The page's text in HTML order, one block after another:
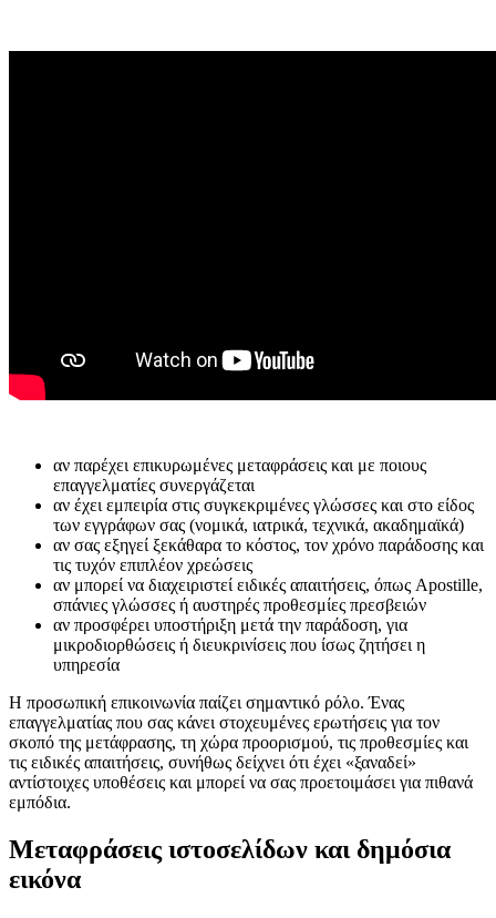
αν παρέχει επικυρωμένες μεταφράσεις και με ποιους
επαγγελματίες συνεργάζεται
αν έχει εμπειρία στις συγκεκριμένες γλώσσες και στο είδος
των εγγράφων σας (νομικά, ιατρικά, τεχνικά, ακαδημαϊκά)
αν σας εξηγεί ξεκάθαρα το κόστος, τον χρόνο παράδοσης και
τις τυχόν επιπλέον χρεώσεις
αν μπορεί να διαχειριστεί ειδικές απαιτήσεις, όπως Apostille,
σπάνιες γλώσσες ή αυστηρές προθεσμίες πρεσβειών
αν προσφέρει υποστήριξη μετά την παράδοση, για
μικροδιορθώσεις ή διευκρινίσεις που ίσως ζητήσει η
υπηρεσία
Η προσωπική επικοινωνία παίζει σημαντικό ρόλο. Ένας
επαγγελματίας που σας κάνει στοχευμένες ερωτήσεις για τον
σκοπό της μετάφρασης, τη χώρα προορισμού, τις προθεσμίες και
τις ειδικές απαιτήσεις, συνήθως δείχνει ότι έχει «ξαναδεί»
αντίστοιχες υποθέσεις και μπορεί να σας προετοιμάσει για πιθανά
εμπόδια.
Μεταφράσεις ιστοσελίδων και δημόσια
εικόνα